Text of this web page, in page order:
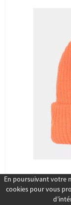
En poursuivant votre
cookies pour vous